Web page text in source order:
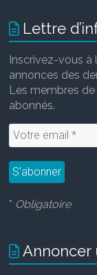
o
k
r
d
I
n
Lettre
Inscrivez-vous à
annonces des
Les membres
abonnés.
* Obligatoire
Annoncer